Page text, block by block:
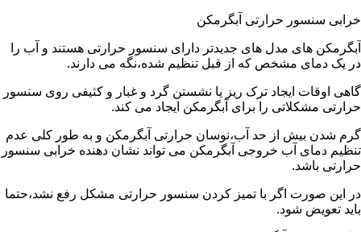
خرابی سنسور حرارتی آبگرمکن
آبگرمکن های مدل های جدیدتر دارای سنسور حرارتی هستند و آب را
در یک دمای مشخص که از قبل تنظیم شده،نگه می دارند.
گاهی اوقات ایجاد ترک ریز یا نشستن گرد و غبار و کثیفی روی سنسور
حرارتی مشکلاتی را برای آبگرمکن ایجاد می کند.
گرم شدن بیش از حد آب،نوسان حرارتی آبگرمکن و به طور کلی عدم
تنظیم دمای آب خروجی آبگرمکن می تواند نشان دهنده خرابی سنسور
حرارتی باشد.
در این صورت اگر با تمیز کردن سنسور حرارتی مشکل رفع نشد،حتما
باید تعویض شود.